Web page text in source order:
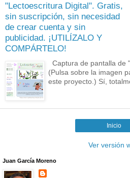
"Lectoescritura Digital". Gratis,
sin suscripción, sin necesidad
de crear cuenta y sin
publicidad. ¡UTILÍZALO Y
COMPÁRTELO!
Captura de pantalla de
(Pulsa sobre la imagen
este proyecto.) Sí,
Inicio
Ver versión
Juan García Moreno